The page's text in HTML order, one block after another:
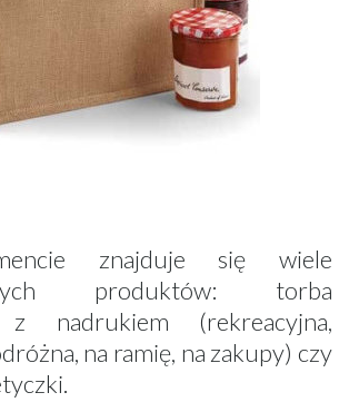
znajduje się wiele
produktów: torba
z nadrukiem (rekreacyjna,
na ramię, na zakupy) czy